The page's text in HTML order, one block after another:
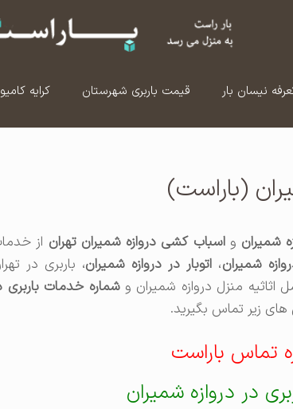
نیسان بار قیمت باربری شهرستان کرایه
(باراست)
شمیران واسباب کشی دروازه شمیران تهران از
شمیران، اتوبار در دروازه شمیران، باربری در
اثاثیه منزل دروازه شمیران وشماره خدمات باربری
های زیر تماس بگیرید.
تماس باراست
در دروازه شمیران